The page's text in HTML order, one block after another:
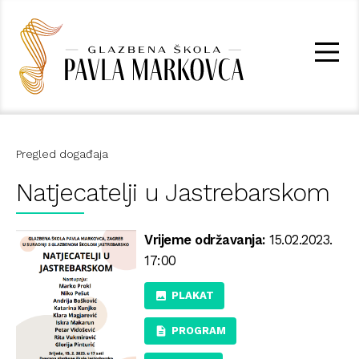
Pregled događaja
Natjecatelji u Jastrebarskom
Vrijeme održavanja:15.02.2023.
17:00
PLAKAT
PROGRAM